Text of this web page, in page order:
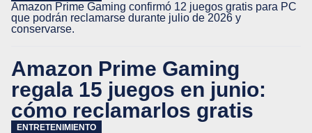
Amazon Prime Gaming confirmó 12 juegos gratis para PC
que podrán reclamarse durante julio de 2026 y
conservarse.
Amazon Prime Gaming
regala 15 juegos en junio:
cómo reclamarlos gratis
ENTRETENIMIENTO